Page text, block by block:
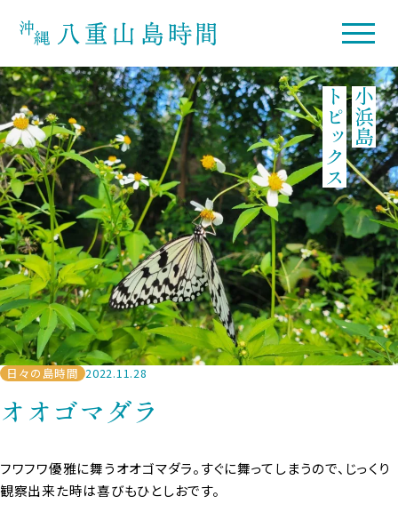
小浜島
トピックス
日々の島時間 2022.11.28
オオゴマダラ
フワフワ優雅に舞うオオゴマダラ。すぐに舞ってしまうので、じっくり
観察出来た時は喜びもひとしおです。